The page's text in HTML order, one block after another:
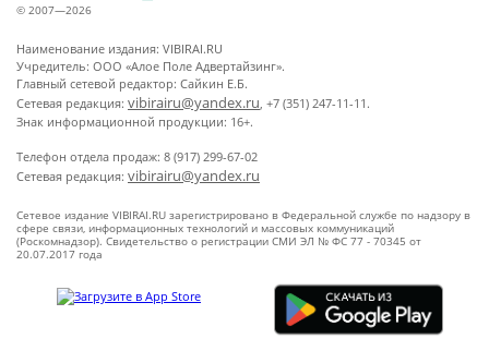
© 2007—2026
Наименование издания: VIBIRAI.RU
Учредитель: ООО «Алое Поле Адвертайзинг».
Главный сетевой редактор: Сайкин Е.Б.
Сетевая редакция: vibirairu@yandex.ru, +7 (351) 247-11-11.
Знак информационной продукции: 16+.
Телефон отдела продаж: 8 (917) 299-67-02
Сетевая редакция: vibirairu@yandex.ru
Сетевое издание VIBIRAI.RU зарегистрировано в Федеральной службе по надзору в
сфере связи, информационных технологий и массовых коммуникаций
(Роскомнадзор). Свидетельство о регистрации СМИ ЭЛ № ФС 77 - 70345 от
20.07.2017 года